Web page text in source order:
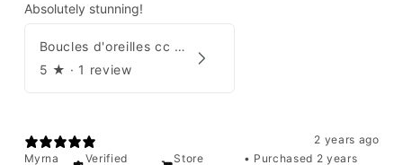
Absolutely stunning!
Boucles d'oreilles cc Chanel
5 ★ · 1 review
2 years ago
Myrna
Verified
Store
• Purchased 2 years